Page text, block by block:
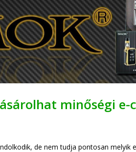
minőségi
de nem tudja pontosan melyik